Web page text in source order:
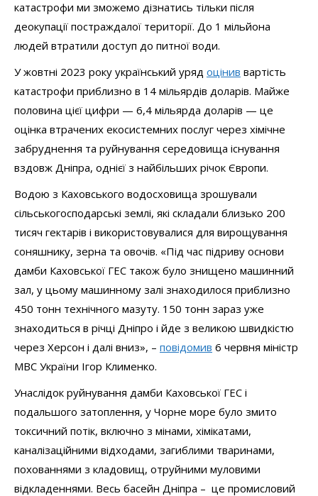
катастрофи ми зможемо дізнатись тільки після
деокупації постраждалої території. До 1 мільйона
людей втратили доступ до питної води.
У жовтні 2023 року український уряд оцінив вартість
катастрофи приблизно в 14 мільярдів доларів. Майже
половина цієї цифри — 6,4 мільярда доларів — це
оцінка втрачених екосистемних послуг через хімічне
забруднення та руйнування середовища існування
вздовж Дніпра, однієї з найбільших річок Європи.
Водою з Каховського водосховища зрошували
сільськогосподарські землі, які складали близько 200
тисяч гектарів і використовувалися для вирощування
соняшнику, зерна та овочів. «Під час підриву основи
дамби Каховської ГЕС також було знищено машинний
зал, у цьому машинному залі знаходилося приблизно
450 тонн технічного мазуту. 150 тонн зараз уже
знаходиться в річці Дніпро і йде з великою швидкістю
через Херсон і далі вниз», – повідомив 6 червня міністр
МВС України Ігор Клименко.
Унаслідок руйнування дамби Каховської ГЕС і
подальшого затоплення, у Чорне море було змито
токсичний потік, включно з мінами, хімікатами,
каналізаційними відходами, загиблими тваринами,
похованнями з кладовищ, отруйними муловими
відкладеннями. Весь басейн Дніпра – це промисловий